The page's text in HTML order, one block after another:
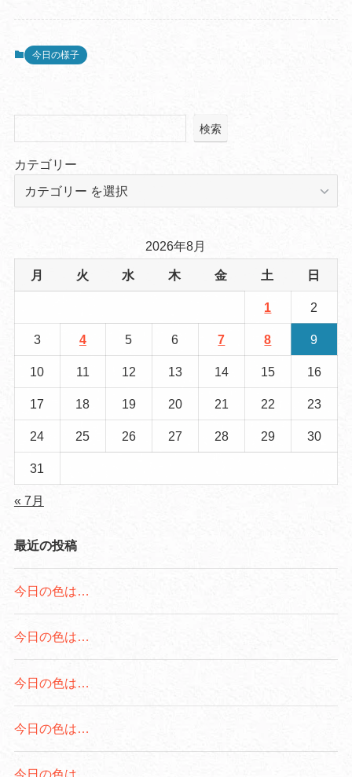
今日の様子
検索
カテゴリー
2026年8月
月 火 水 木 金 土 日
1 2
3 4 5 6 7 8 9
10 11 12 13 14 15 16
17 18 19 20 21 22 23
24 25 26 27 28 29 30
31
« 7月
最近の投稿
今日の色は…
今日の色は…
今日の色は…
今日の色は…
今日の色は…